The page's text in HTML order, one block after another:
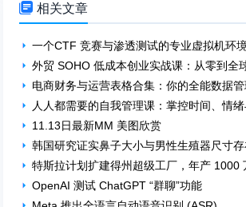
 相关文章
一个CTF 竞赛与渗透测试的专业虚拟机环境
外贸 SOHO 低成本创业实战课：从零到全
电商财务与运营表格合集：你的全能数据管
人人都需要的自我管理课：掌控时间、情
11.13日最新MM 美图欣赏
韩国研究证实鼻子大小与男性生殖器尺寸
特斯拉计划扩建得州超级工厂，年产 1000
OpenAI 测试 ChatGPT “群聊”功能